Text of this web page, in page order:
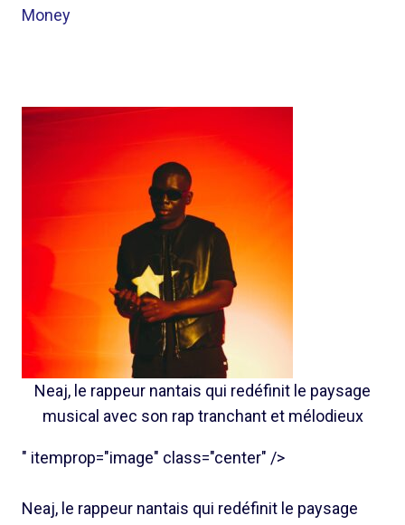
Money
Neaj, le rappeur nantais qui redéfinit le paysage
musical avec son rap tranchant et mélodieux
" itemprop="image" class="center" />
Neaj, le rappeur nantais qui redéfinit le paysage